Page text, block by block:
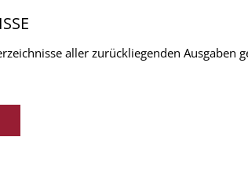
aller zurückliegenden Ausgaben